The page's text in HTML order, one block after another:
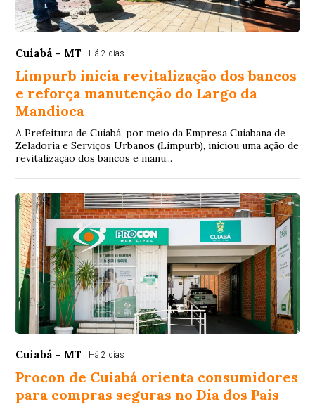
Cuiabá - MT Há 2 dias
Limpurb inicia revitalização dos bancos
e reforça manutenção do Largo da
Mandioca
A Prefeitura de Cuiabá, por meio da Empresa Cuiabana de
Zeladoria e Serviços Urbanos (Limpurb), iniciou uma ação de
revitalização dos bancos e manu...
Cuiabá - MT Há 2 dias
Procon de Cuiabá orienta consumidores
para compras seguras no Dia dos Pais